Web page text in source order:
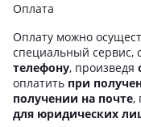
Оплата
Оплату можно
специальный
телефону, произведя
оплатить при
получении на почте,
для юридических